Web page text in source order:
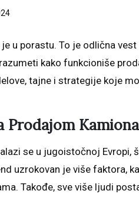
u porastu. To je odlična
kako funkcioniše
tajne i strategije koje
Prodajom
se u jugoistočnoj
uzrokovan je više faktora,
Takođe, sve više ljudi